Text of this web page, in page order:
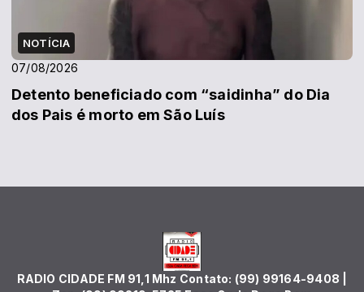
NOTÍCIA
07/08/2026
Detento beneficiado com “saidinha” do Dia
dos Pais é morto em São Luís
RADIO CIDADE FM 91,1 Mhz Contato: (99) 99164-9408 |